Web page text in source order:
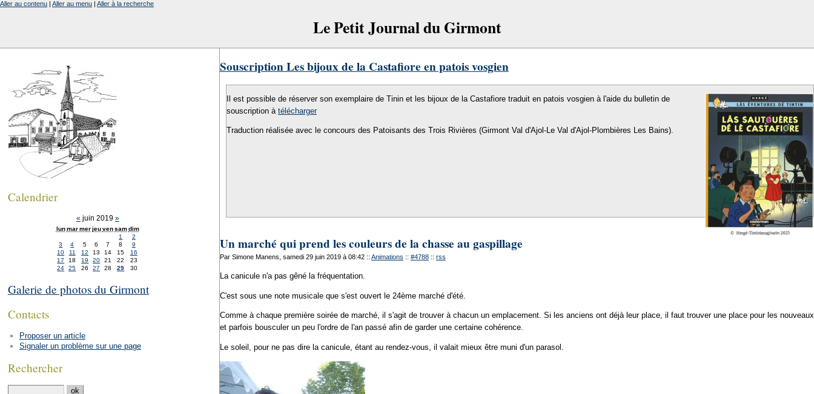
Le Petit Journal du Girmont
Aller au contenu | Aller au menu | Aller à la recherche
Souscription Les bijoux de la Castafiore en patois vosgien
Il est possible de réserver son exemplaire de Tinin et les bijoux de la Castafiore traduit en patois vosgien à l'aide du bulletin de
souscription à télécharger
Traduction réalisée avec le concours des Patoisants des Trois Rivières (Girmont Val d'Ajol-Le Val d'Ajol-Plombières Les Bains).
Un marché qui prend les couleurs de la chasse au gaspillage
Par Simone Manens, samedi 29 juin 2019 à 08:42 :: Animations :: #4788 :: rss
La canicule n'a pas gêné la fréquentation.
C'est sous une note musicale que s'est ouvert le 24ème marché d'été.
Comme à chaque première soirée de marché, il s'agit de trouver à chacun un emplacement. Si les anciens ont déjà leur place, il faut trouver une place pour les nouveaux
et parfois bousculer un peu l'ordre de l'an passé afin de garder une certaine cohérence.
Le soleil, pour ne pas dire la canicule, étant au rendez-vous, il valait mieux être muni d'un parasol.
Calendrier
« juin 2019 »
lun mar mer jeu ven sam dim
1
2
3
4 5 6 7 8
9
10
11 12 13 14 15
16
17
18 19 20 21 22
23
24
25 26 27 28 29 30
Galerie de photos du Girmont
Contacts
Proposer un article
Signaler un problème sur une page
Rechercher